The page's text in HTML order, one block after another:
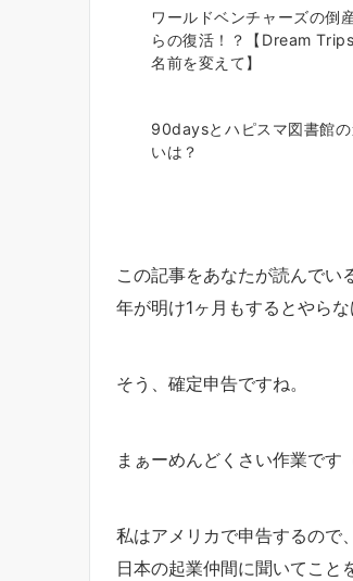
ワールドベンチャーズの倒
らの復活！？【Dream
名前を変えて】
90daysとハピスマ図書館の
いは？
この記事をあなたが読んでい
年が明け1ヶ月もするとやら
そう、確定申告ですね。
まぁーめんどくさい作業です
私はアメリカで申告するので
日本の起業仲間に聞いてこと